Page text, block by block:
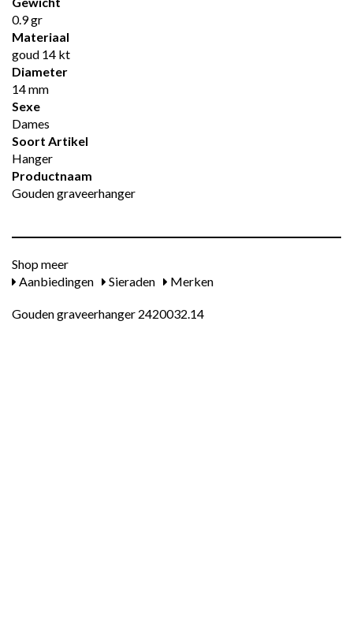
0.9 gr
Materiaal
goud 14 kt
Diameter
14 mm
Sexe
Dames
Soort Artikel
Hanger
Productnaam
Gouden graveerhanger
Shop meer
Aanbiedingen
Sieraden Merken
Gouden graveerhanger 2420032.14